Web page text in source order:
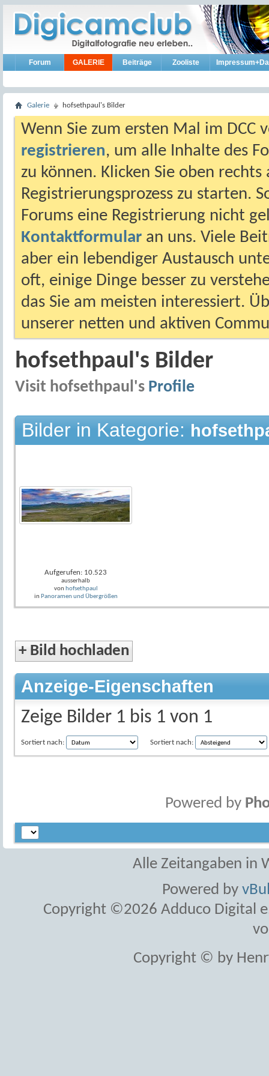
Forum GALERIE Beiträge Zooliste
Galerie hofsethpaul's Bilder
Wenn Sie zum ersten Mal im DCC
registrieren, um alle Inhalte des
zu können. Klicken Sie oben
Registrierungsprozess zu starten.
Forums eine Registrierung nicht
Kontaktformular an uns. Viele
aber ein lebendiger Austausch
oft, einige Dinge besser zu
das Sie am meisten interessiert.
unserer netten und aktiven
hofsethpaul's Bilder
Visit hofsethpaul's Profile
Bilder in Kategorie:
Aufgerufen: 10.523
ausserhalb
von hofsethpaul
in Panoramen und Übergrößen
+ Bild hochladen
Anzeige-Eigenschaften
Zeige Bilder 1 bis 1 von 1
Sortiert nach: Sortiert nach:
Powered by
Alle Zeitangaben in
Powered by
Copyright ©2026 Adduco Digital
Copyright © by